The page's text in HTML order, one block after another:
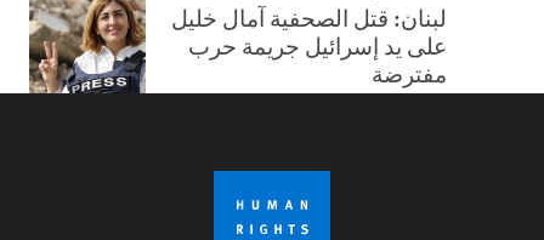
لبنان: قتل الصحفية آمال خليل
على يد إسرائيل جريمة حرب
مفترضة